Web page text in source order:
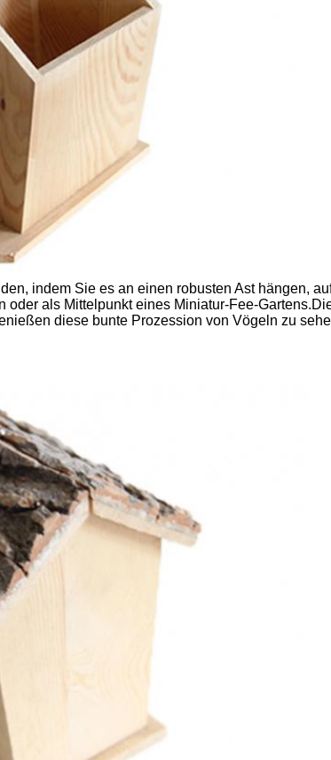
indem Sie es an einen robusten Ast hängen,
als Mittelpunkt eines Miniatur-Fee-
diese bunte Prozession von Vögeln zu